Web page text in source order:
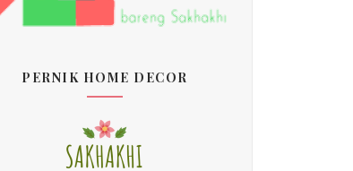
PERNIK HOME DECOR